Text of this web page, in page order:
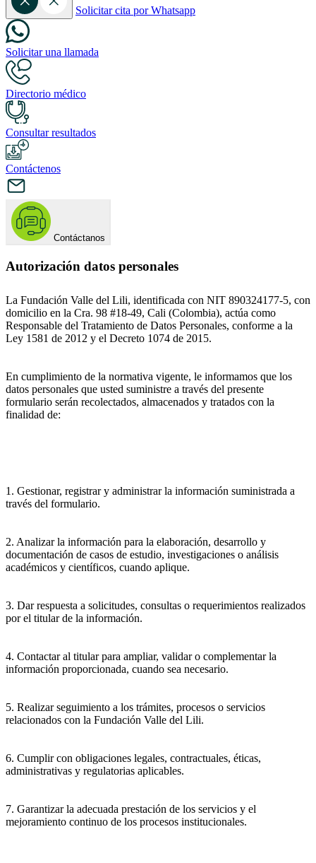
Solicitar cita por Whatsapp
Solicitar una llamada
Directorio médico
Consultar resultados
Contáctenos
Contáctanos
Autorización datos personales
La Fundación Valle del Lili, identificada con NIT 890324177-5, con
domicilio en la Cra. 98 #18-49, Cali (Colombia), actúa como
Responsable del Tratamiento de Datos Personales, conforme a la
Ley 1581 de 2012 y el Decreto 1074 de 2015.
En cumplimiento de la normativa vigente, le informamos que los
datos personales que usted suministre a través del presente
formulario serán recolectados, almacenados y tratados con la
finalidad de:
1. Gestionar, registrar y administrar la información suministrada a
través del formulario.
2. Analizar la información para la elaboración, desarrollo y
documentación de casos de estudio, investigaciones o análisis
académicos y científicos, cuando aplique.
3. Dar respuesta a solicitudes, consultas o requerimientos realizados
por el titular de la información.
4. Contactar al titular para ampliar, validar o complementar la
información proporcionada, cuando sea necesario.
5. Realizar seguimiento a los trámites, procesos o servicios
relacionados con la Fundación Valle del Lili.
6. Cumplir con obligaciones legales, contractuales, éticas,
administrativas y regulatorias aplicables.
7. Garantizar la adecuada prestación de los servicios y el
mejoramiento continuo de los procesos institucionales.